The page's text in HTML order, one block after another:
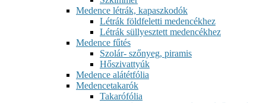
Medence létrák, kapaszkodók
Létrák földfeletti medencékhez
Létrák süllyesztett medencékhez
Medence fűtés
Szolár- szőnyeg, piramis
Hőszivattyúk
Medence alátétfólia
Medencetakarók
Takarófólia